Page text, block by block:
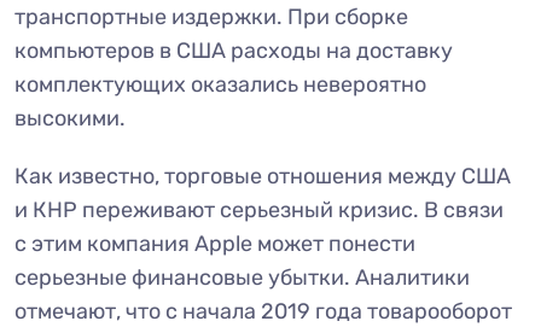
транспортные издержки. При сборке
компьютеров в США расходы на доставку
комплектующих оказались невероятно
высокими.
Как известно, торговые отношения между США
и КНР переживают серьезный кризис. В связи
с этим компания Apple может понести
серьезные финансовые убытки. Аналитики
отмечают, что с начала 2019 года товарооборот